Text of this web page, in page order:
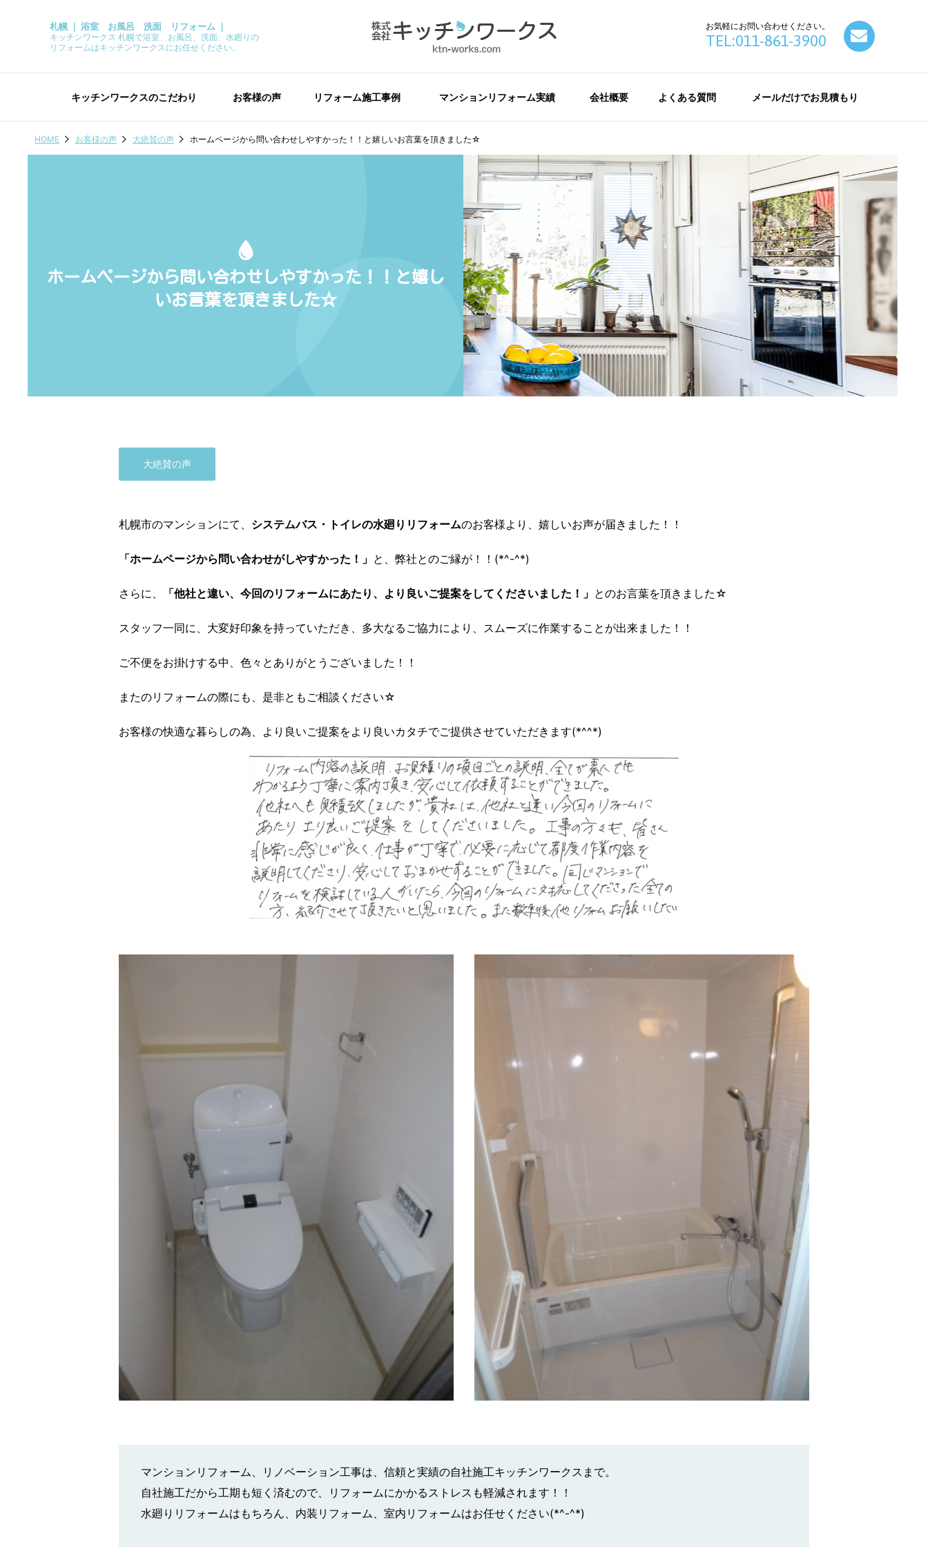
札幌 ｜ 浴室 お風呂 洗面 リフォーム ｜
キッチンワークス 札幌で浴室、お風呂、洗面、水廻りの
リフォームはキッチンワークスにお任せください。
お気軽にお問い合わせください。
TEL:011-861-3900
キッチンワークスのこだわり お客様の声 リフォーム施工事例 マンションリフォーム実績 会社概要 よくある質問 メールだけでお見積もり
HOME お客様の声 大絶賛の声 ホームページから問い合わせしやすかった！！と嬉しいお言葉を頂きました☆
ホームページから問い合わせしやすかった！！と嬉し
いお言葉を頂きました☆
大絶賛の声
札幌市のマンションにて、 システムバス・トイレの水廻りリフォームのお客様より、嬉しいお声が届きました！！
「ホームページから問い合わせがしやすかった！」 と、弊社とのご縁が！！(*^-^*)
さらに、 「他社と違い、今回のリフォームにあたり、より良いご提案をしてくださいました！」 とのお言葉を頂きました☆
スタッフ一同に、大変好印象を持っていただき、多大なるご協力により、スムーズに作業することが出来ました！！
ご不便をお掛けする中、色々とありがとうございました！！
またのリフォームの際にも、是非ともご相談ください☆
お客様の快適な暮らしの為、より良いご提案をより良いカタチでご提供させていただきます(*^^*)
マンションリフォーム、リノベーション工事は、信頼と実績の自社施工キッチンワークスまで。
自社施工だから工期も短く済むので、リフォームにかかるストレスも軽減されます！！
水廻りリフォームはもちろん、内装リフォーム、室内リフォームはお任せください(*^-^*)